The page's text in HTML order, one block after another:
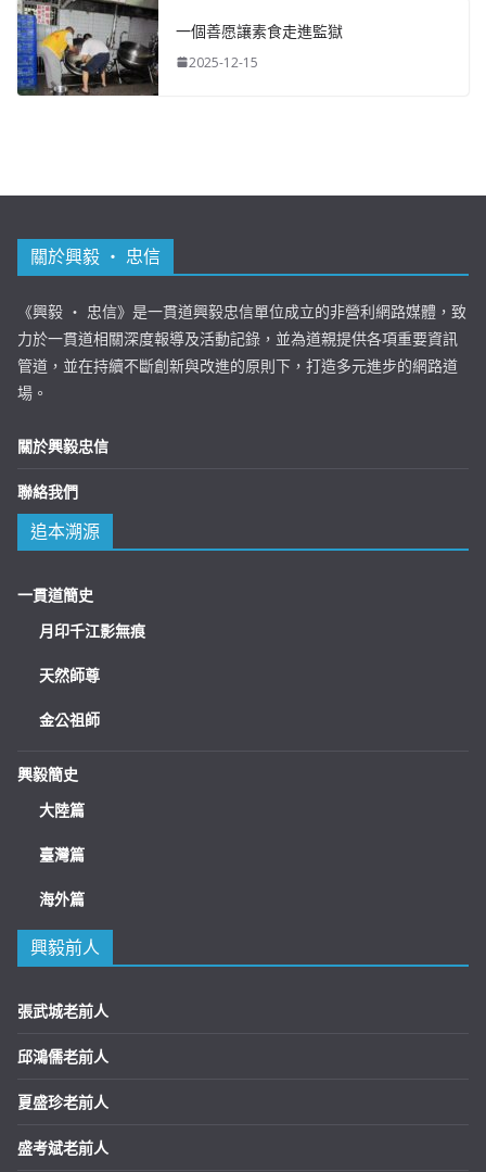
一個善愿讓素食走進監獄
2025-12-15
關於興毅 ‧ 忠信
《興毅 ‧ 忠信》是一貫道興毅忠信單位成立的非營利網路媒體，致
力於一貫道相關深度報導及活動記錄，並為道親提供各項重要資訊
管道，並在持續不斷創新與改進的原則下，打造多元進步的網路道
場。
關於興毅忠信
聯絡我們
追本溯源
一貫道簡史
月印千江影無痕
天然師尊
金公祖師
興毅簡史
大陸篇
臺灣篇
海外篇
興毅前人
張武城老前人
邱鴻儒老前人
夏盛珍老前人
盛考斌老前人